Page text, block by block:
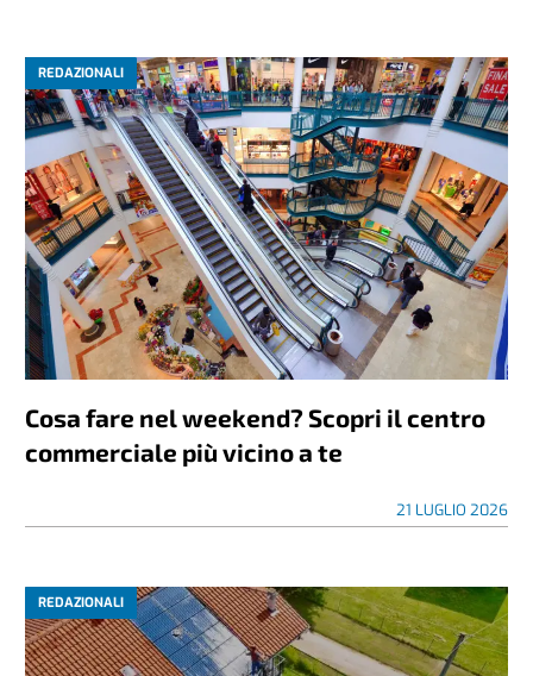
REDAZIONALI
Cosa fare nel weekend? Scopri il centro
commerciale più vicino a te
21 LUGLIO 2026
REDAZIONALI